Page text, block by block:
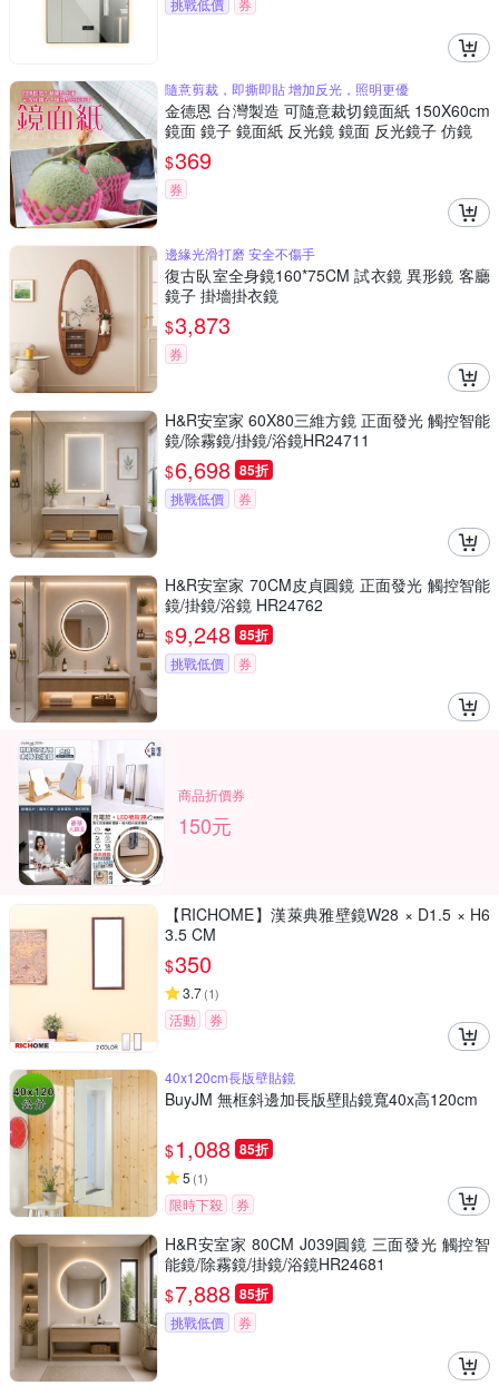
挑戰低價 券
隨意剪裁，即撕即貼 增加反光，照明更優
金德恩 台灣製造 可隨意裁切鏡面紙 150X60cm
鏡面 鏡子 鏡面紙 反光鏡 鏡面 反光鏡子 仿鏡
$369
券
邊緣光滑打磨 安全不傷手
復古臥室全身鏡160*75CM 試衣鏡 異形鏡 客廳
鏡子 掛墻掛衣鏡
$3,873
券
H&R安室家 60X80三維方鏡 正面發光 觸控智能
鏡/除霧鏡/掛鏡/浴鏡HR24711
$6,698 85折
挑戰低價 券
H&R安室家 70CM皮貞圓鏡 正面發光 觸控智能
鏡/掛鏡/浴鏡 HR24762
$9,248 85折
挑戰低價 券
商品折價券
150元
【RICHOME】漢萊典雅壁鏡W28 × D1.5 × H6
3.5 CM
$350
3.7(1)
活動 券
40x120cm長版壁貼鏡
BuyJM 無框斜邊加長版壁貼鏡寬40x高120cm
$1,088 85折
5 (1)
限時下殺 券
H&R安室家 80CM J039圓鏡 三面發光 觸控智
能鏡/除霧鏡/掛鏡/浴鏡HR24681
$7,888 85折
挑戰低價 券